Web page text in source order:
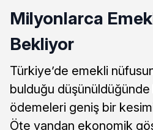
Milyonlarca
Bekliyor
Türkiye’de emekli
bulduğu
ödemeleri geniş bir
Öte yandan ekonomik